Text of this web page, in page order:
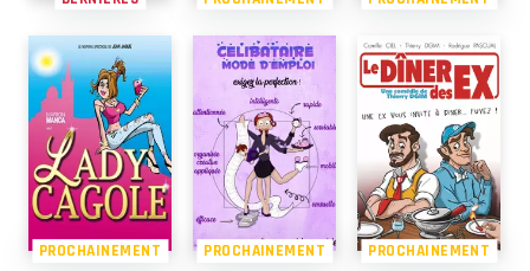
PROCHAINEMENT PROCHAINEMENT PROCHAINEMENT